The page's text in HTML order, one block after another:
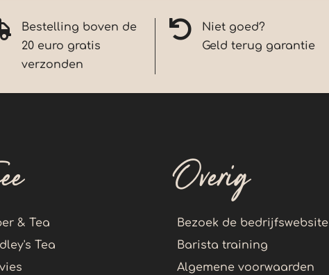
Bestelling boven de
20 euro gratis
verzonden

Niet goed?
Geld terug garantie
& Tea
Tea
Overig
Bezoek de bedrijfswebsite
Barista training
Algemene voorwaarden